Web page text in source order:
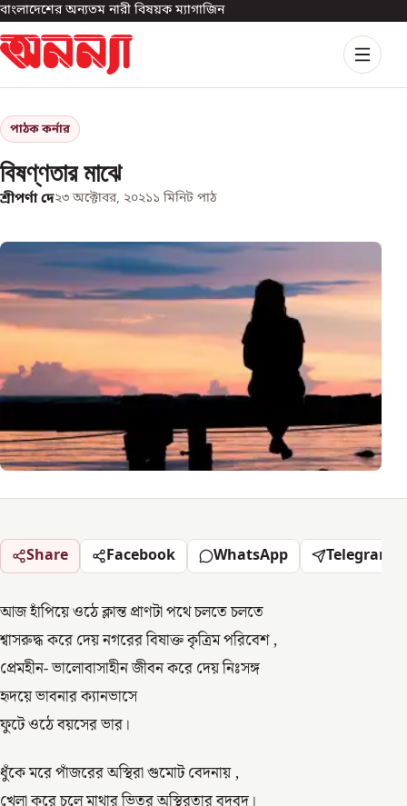
বাংলাদেশের অন্যতম নারী বিষয়ক ম্যাগাজিন
পাঠক কর্নার
বিষণ্ণতার মাঝে
শ্রীপর্ণা দে২৩ অক্টোবর, ২০২১১ মিনিট পাঠ
Share Facebook WhatsApp Telegram
আজ হাঁপিয়ে ওঠে ক্লান্ত প্রাণটা পথে চলতে চলতে
শ্বাসরুদ্ধ করে দেয় নগরের বিষাক্ত কৃত্রিম পরিবেশ ,
প্রেমহীন- ভালোবাসাহীন জীবন করে দেয় নিঃসঙ্গ
হৃদয়ে ভাবনার ক্যানভাসে
ফুটে ওঠে বয়সের ভার।
ধুঁকে মরে পাঁজরের অস্থিরা গুমোট বেদনায় ,